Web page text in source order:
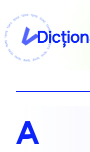
A